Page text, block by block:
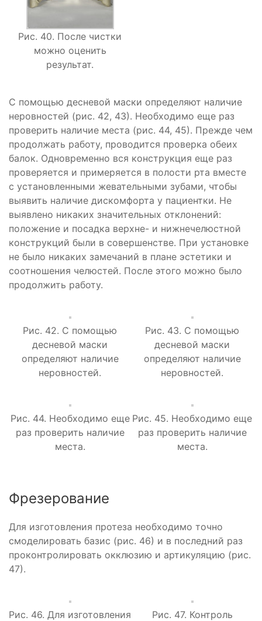
Рис. 40. После чистки
можно оценить
результат.
С помощью десневой маски определяют наличие
неровностей (рис. 42, 43). Необходимо еще раз
проверить наличие места (рис. 44, 45). Прежде чем
продолжать работу, проводится проверка обеих
балок. Одновременно вся конструкция еще раз
проверяется и примеряется в полости рта вместе
с установленными жевательными зубами, чтобы
выявить наличие дискомфорта у пациентки. Не
выявлено никаких значительных отклонений:
положение и посадка верхне- и нижнечелюстной
конструкций были в совершенстве. При установке
не было никаких замечаний в плане эстетики и
соотношения челюстей. После этого можно было
продолжить работу.
Рис. 42. С помощью
десневой маски
определяют наличие
неровностей.
Рис. 43. С помощью
десневой маски
определяют наличие
неровностей.
Рис. 44. Необходимо еще
раз проверить наличие
места.
Рис. 45. Необходимо еще
раз проверить наличие
места.
Фрезерование
Для изготовления протеза необходимо точно
смоделировать базис (рис. 46) и в последний раз
проконтролировать окклюзию и артикуляцию (рис.
47).
Рис. 46. Для изготовления
Рис. 47. Контроль